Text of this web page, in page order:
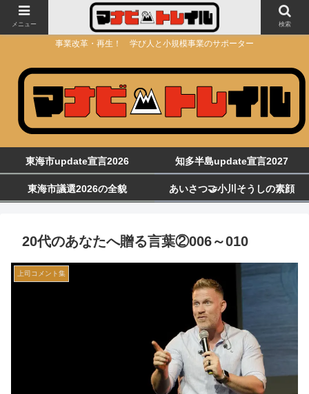
事業改革・再生！ 学び人と小規模事業のサポーター
東海市update宣言2026 知多半島update宣言2027
東海市議選2026の全貌 あいさつ🤝小川そうしの素顔
20代のあなたへ贈る言葉②006～010
上司コメント集
メニュー 検索